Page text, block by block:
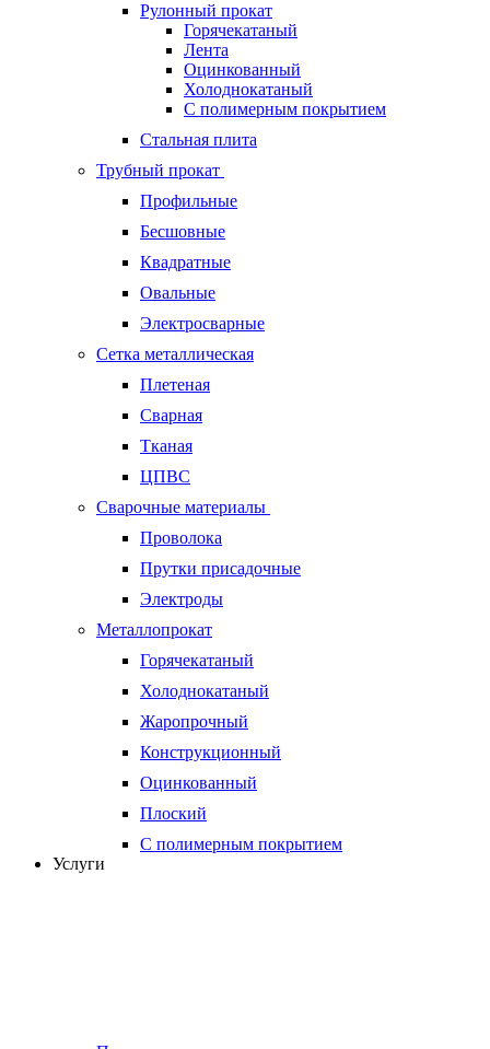
Рулонный прокат
Горячекатаный
Лента
Оцинкованный
Холоднокатаный
С полимерным покрытием
Стальная плита
Трубный прокат
Профильные
Бесшовные
Квадратные
Овальные
Электросварные
Сетка металлическая
Плетеная
Сварная
Тканая
ЦПВС
Сварочные материалы
Проволока
Прутки присадочные
Электроды
Металлопрокат
Горячекатаный
Холоднокатаный
Жаропрочный
Конструкционный
Оцинкованный
Плоский
С полимерным покрытием
Услуги